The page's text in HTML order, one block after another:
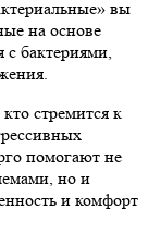
вы
на основе
бактериями,
стремится к
помогают не
но и
и комфорт